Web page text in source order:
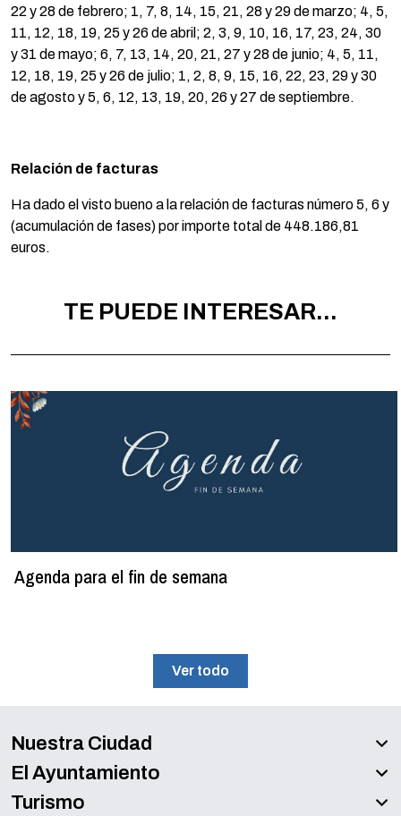
22 y 28 de febrero; 1, 7, 8, 14, 15, 21, 28 y 29 de marzo; 4, 5,
11, 12, 18, 19, 25 y 26 de abril; 2, 3, 9, 10, 16, 17, 23, 24, 30
y 31 de mayo; 6, 7, 13, 14, 20, 21, 27 y 28 de junio; 4, 5, 11,
12, 18, 19, 25 y 26 de julio; 1, 2, 8, 9, 15, 16, 22, 23, 29 y 30
de agosto y 5, 6, 12, 13, 19, 20, 26 y 27 de septiembre.
Relación de facturas
Ha dado el visto bueno a la relación de facturas número 5, 6 y
(acumulación de fases) por importe total de 448.186,81
euros.
TE PUEDE INTERESAR...
Agenda para el fin de semana
Ver todo
Nuestra Ciudad
El Ayuntamiento
Turismo